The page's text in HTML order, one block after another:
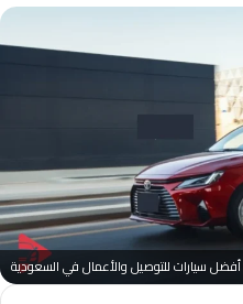
أفضل سيارات للتوصيل والأعمال في السعودية